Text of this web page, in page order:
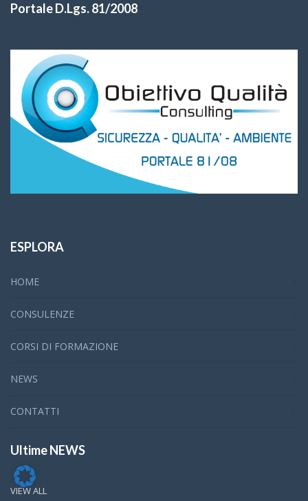
Portale D.Lgs. 81/2008
ESPLORA
HOME
CONSULENZE
CORSI DI FORMAZIONE
NEWS
CONTATTI
Ultime NEWS
VIEW ALL